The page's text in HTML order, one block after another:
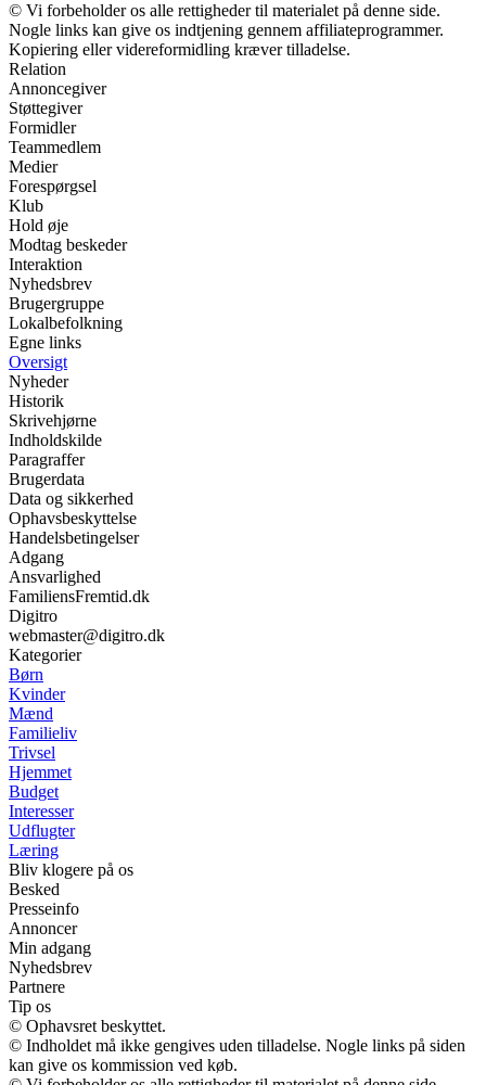
© Vi forbeholder os alle rettigheder til materialet på denne side.
Nogle links kan give os indtjening gennem affiliateprogrammer.
Kopiering eller videreformidling kræver tilladelse.
Relation
Annoncegiver
Støttegiver
Formidler
Teammedlem
Medier
Forespørgsel
Klub
Hold øje
Modtag beskeder
Interaktion
Nyhedsbrev
Brugergruppe
Lokalbefolkning
Egne links
Oversigt
Nyheder
Historik
Skrivehjørne
Indholdskilde
Paragraffer
Brugerdata
Data og sikkerhed
Ophavsbeskyttelse
Handelsbetingelser
Adgang
Ansvarlighed
FamiliensFremtid.dk
Digitro
webmaster@digitro.dk
Kategorier
Børn
Kvinder
Mænd
Familieliv
Trivsel
Hjemmet
Budget
Interesser
Udflugter
Læring
Bliv klogere på os
Besked
Presseinfo
Annoncer
Min adgang
Nyhedsbrev
Partnere
Tip os
© Ophavsret beskyttet.
© Indholdet må ikke gengives uden tilladelse. Nogle links på siden
kan give os kommission ved køb.